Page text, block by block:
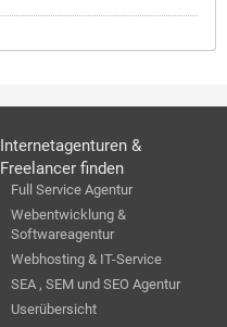
Internetagenturen &
Freelancer finden
Full Service Agentur
Webentwicklung &
Softwareagentur
Webhosting & IT-Service
SEA , SEM und SEO Agentur
Userübersicht